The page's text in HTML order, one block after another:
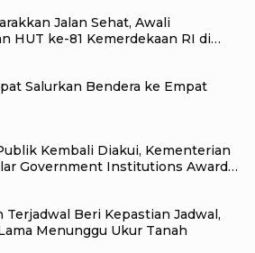
Jalan Sehat, Awali
HUT ke-81 Kemerdekaan RI di
Salurkan Bendera ke Empat
Kembali Diakui, Kementerian
Government Institutions Award
Terjadwal Beri Kepastian Jadwal,
Menunggu Ukur Tanah